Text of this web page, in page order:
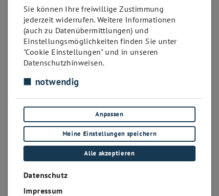
Sie können Ihre freiwillige Zustimmung
jederzeit widerrufen. Weitere Informationen
(auch zu Datenübermittlungen) und
Einstellungsmöglichkeiten finden Sie unter
"Cookie Einstellungen" und in unseren
Datenschutzhinweisen.
notwendig
Anpassen
Meine Einstellungen speichern
Alle akzeptieren
Datenschutz
Impressum